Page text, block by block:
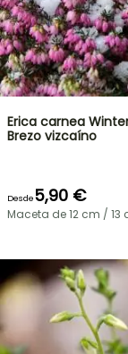
Erica carnea
Brezo vizcaíno
Desde5,90 €
Maceta de 12 cm / 13